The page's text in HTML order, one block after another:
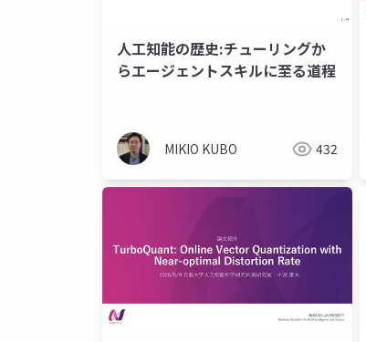
人工知能の歴史:チューリングか
らエージェントスキルに至る道程
MIKIO KUBO 432